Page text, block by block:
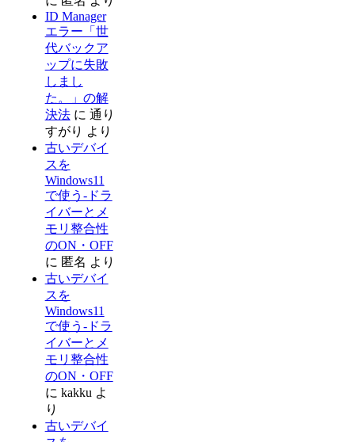
ID Manager
エラー「世
代バックア
ップに失敗
しまし
た。」の解
決法に 通り
すがり より
古いデバイ
スを
Windows11
で使う-ドラ
イバーとメ
モリ整合性
のON・OFF
に 匿名 より
古いデバイ
スを
Windows11
で使う-ドラ
イバーとメ
モリ整合性
のON・OFF
に kakku よ
り
古いデバイ